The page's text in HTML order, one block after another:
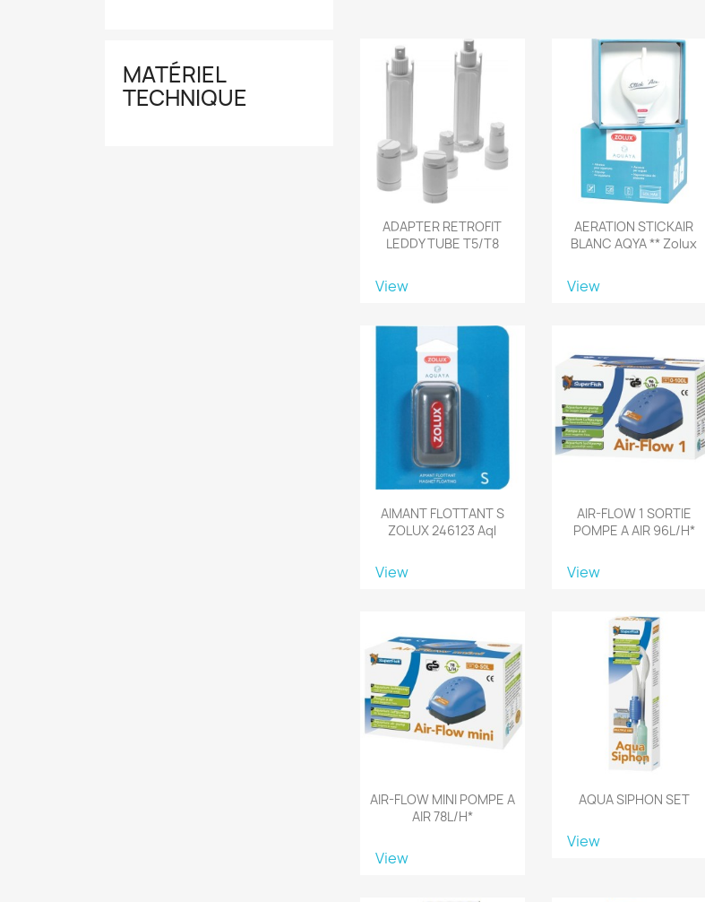
MATÉRIEL
TECHNIQUE
ADAPTER RETROFIT
LEDDY TUBE T5/T8
View
AERATION STICKAIR
BLANC AQYA ** Zolux
View
AIMANT FLOTTANT S
ZOLUX 246123 Aql
View
AIR-FLOW 1 SORTIE
POMPE A AIR 96L/H*
View
AIR-FLOW MINI POMPE A
AIR 78L/H*
View
AQUA SIPHON SET
View